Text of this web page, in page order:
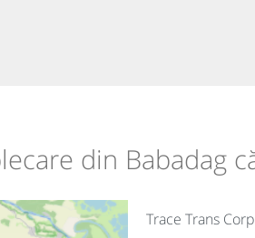
din Babadag
Trace Trans